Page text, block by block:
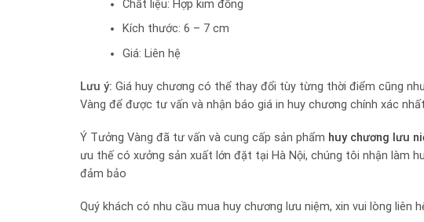
Chất liệu: Hợp kim đồng
Kích thước: 6 – 7 cm
Giá: Liên hệ
Lưu ý: Giá huy chương có thể thay đổi tùy từng thời điểm cũng
Vàng để được tư vấn và nhận báo giá in huy chương chính xác
Ý Tưởng Vàng đã tư vấn và cung cấp sản phẩm huy chương lưu
ưu thế có xưởng sản xuất lớn đặt tại Hà Nội, chúng tôi nhận làm
đảm bảo
Quý khách có nhu cầu mua huy chương lưu niệm, xin vui lòng liên